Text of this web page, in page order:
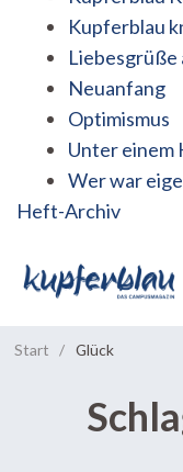
Kupferblau
Liebesgrüße
Neuanfang
Optimismus
Unter einem
Wer war
Heft-Archiv
Start / Glück